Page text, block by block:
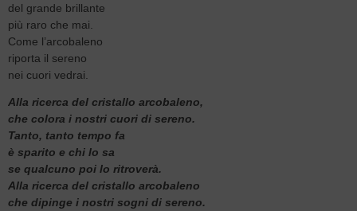
del grande brillante
più raro che mai.
Come l’arcobaleno
riporta il sereno
nei cuori vedrai.
Alla ricerca del cristallo arcobaleno,
che colora i nostri cuori di sereno.
Tanto, tanto tempo fa
è sparito e chi lo sa
se qualcuno poi lo ritroverà.
Alla ricerca del cristallo arcobaleno
che dipinge i nostri sogni di sereno.